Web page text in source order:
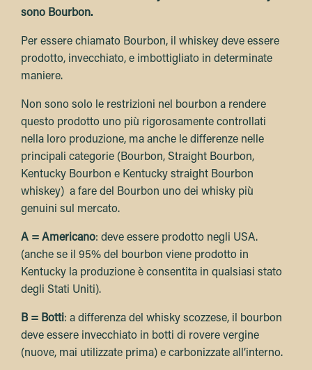
sono Bourbon.
Per essere chiamato Bourbon, il whiskey deve essere
prodotto, invecchiato, e imbottigliato in determinate
maniere.
Non sono solo le restrizioni nel bourbon a rendere
questo prodotto uno più rigorosamente controllati
nella loro produzione, ma anche le differenze nelle
principali categorie (Bourbon, Straight Bourbon,
Kentucky Bourbon e Kentucky straight Bourbon
whiskey) a fare del Bourbon uno dei whisky più
genuini sul mercato.
A = Americano: deve essere prodotto negli USA.
(anche se il 95% del bourbon viene prodotto in
Kentucky la produzione è consentita in qualsiasi stato
degli Stati Uniti).
B = Botti: a differenza del whisky scozzese, il bourbon
deve essere invecchiato in botti di rovere vergine
(nuove, mai utilizzate prima) e carbonizzate all’interno.